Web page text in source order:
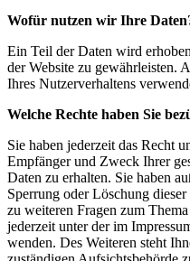
Wofür nutzen wir Ihre
Ein Teil der Daten wird
der Website zu gewährleisten.
Ihres Nutzerverhaltens
Welche Rechte haben Sie
Sie haben jederzeit das Recht
Empfänger und Zweck Ihrer
Daten zu erhalten. Sie haben
Sperrung oder Löschung
zu weiteren Fragen zum
jederzeit unter der im
wenden. Des Weiteren steht